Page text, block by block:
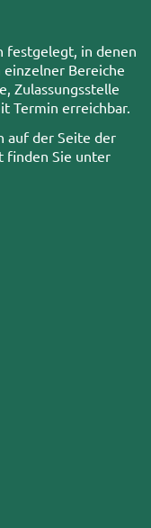
festgelegt, in denen
Bereiche
Zulassungsstelle
Termin erreichbar.
auf der Seite der
finden Sie unter